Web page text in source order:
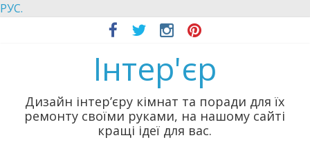
РУС.
Інтер'єр
Дизайн інтер’єру кімнат та поради для їх
ремонту своїми руками, на нашому сайті
кращі ідеї для вас.